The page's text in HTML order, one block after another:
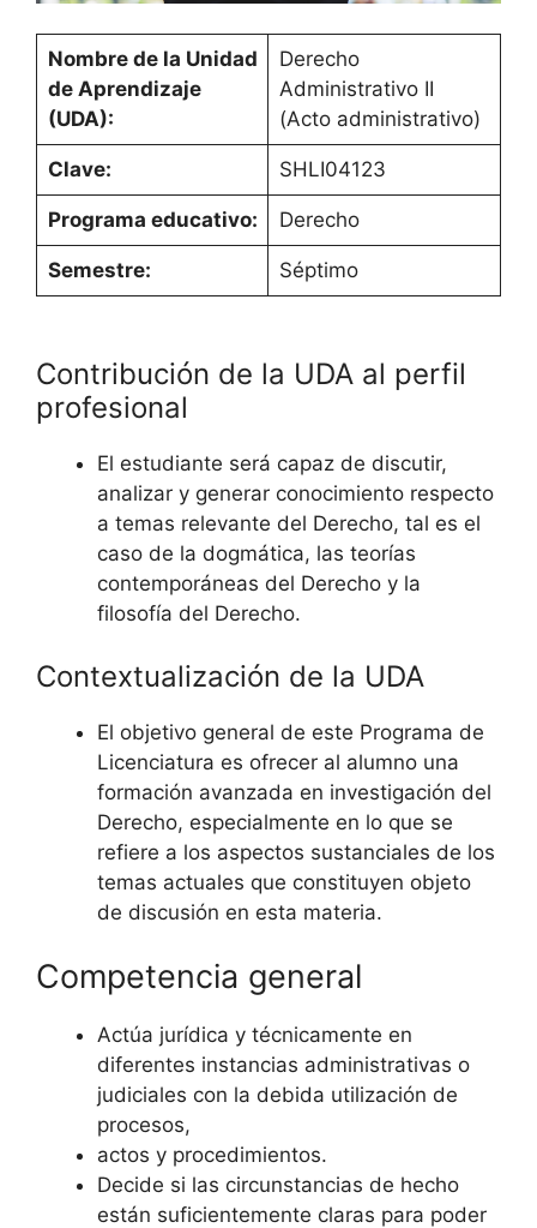
Nombre de la Unidad
de Aprendizaje
(UDA):
Derecho
Administrativo II
(Acto administrativo)
Clave: SHLI04123
Programa educativo: Derecho
Semestre: Séptimo
Contribución de la UDA al perfil
profesional
El estudiante será capaz de discutir,
analizar y generar conocimiento respecto
a temas relevante del Derecho, tal es el
caso de la dogmática, las teorías
contemporáneas del Derecho y la
filosofía del Derecho.
Contextualización de la UDA
El objetivo general de este Programa de
Licenciatura es ofrecer al alumno una
formación avanzada en investigación del
Derecho, especialmente en lo que se
refiere a los aspectos sustanciales de los
temas actuales que constituyen objeto
de discusión en esta materia.
Competencia general
Actúa jurídica y técnicamente en
diferentes instancias administrativas o
judiciales con la debida utilización de
procesos,
actos y procedimientos.
Decide si las circunstancias de hecho
están suficientemente claras para poder